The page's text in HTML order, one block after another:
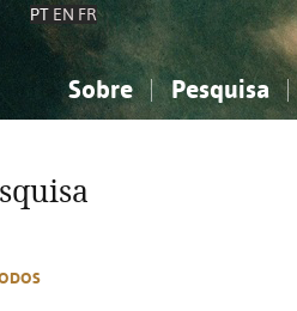
PT EN FR
Sobre Pesquisa
Ciências sociais...
Ciências sociais...